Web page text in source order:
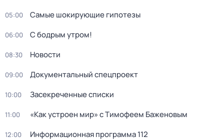
05:00 Самые шoкиpующие гипотезы
06:00 С бодрым утром!
08:30 Новости
09:00 Документальный спецпроект
10:00 Заcекрeченные списки
11:00 «Как устроен мир» с Тимофеем Баженовым
12:00 Информационная программа 112